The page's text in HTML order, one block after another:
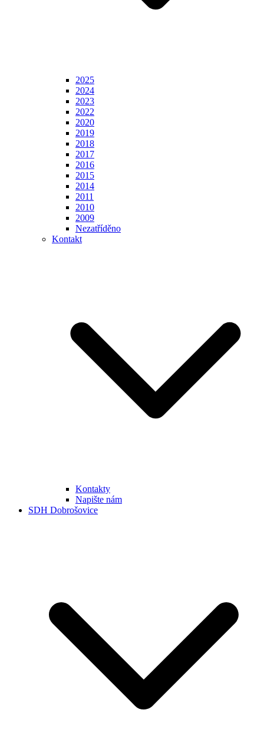
2025
2024
2023
2022
2020
2019
2018
2017
2016
2015
2014
2011
2010
2009
Nezatříděno
Kontakt
Kontakty
Napište nám
SDH Dobrošovice